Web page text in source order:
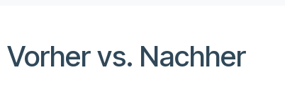
Vorher vs. Nachher